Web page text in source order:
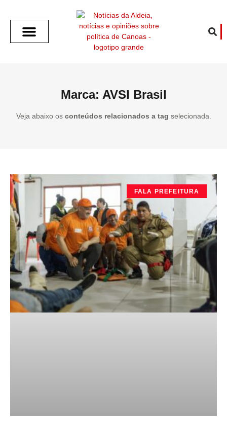
Marca: AVSI Brasil
Veja abaixo os conteúdos relacionados a tag selecionada.
FALA PREFEITURA